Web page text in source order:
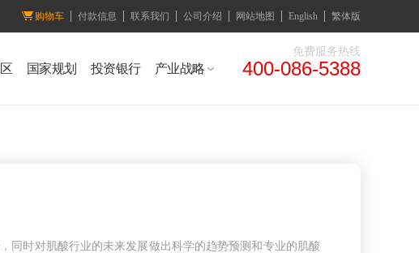
购物车 付款信息 联系我们 公司介绍 网站地图 English 繁体版
国家规划 投资银行 产业战略
免费服务热线
400-086-5388
同时对肌酸行业的未来发展做出科学的趋势预测和专业的肌酸